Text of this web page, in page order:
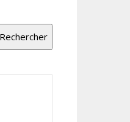
Rechercher